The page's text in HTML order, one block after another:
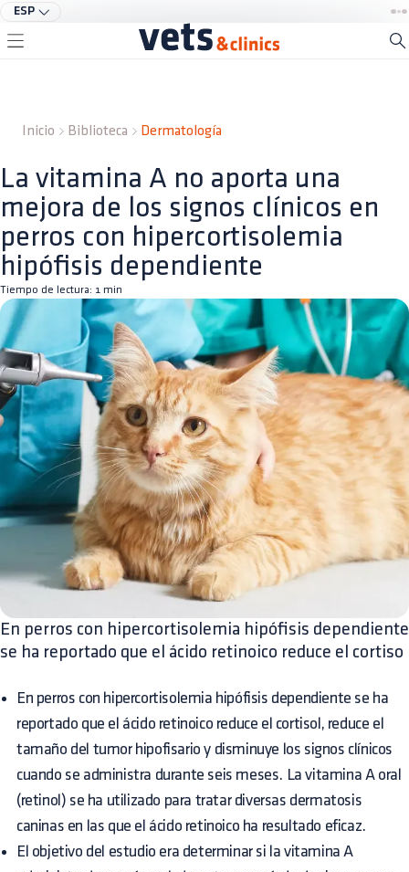
ESP
Inicio Biblioteca Dermatología
La vitamina A no aporta una
mejora de los signos clínicos en
perros con hipercortisolemia
hipófisis dependiente
Tiempo de lectura: 1 min
En perros con hipercortisolemia hipófisis dependiente
se ha reportado que el ácido retinoico reduce el cortiso
En perros con hipercortisolemia hipófisis dependiente se ha
reportado que el ácido retinoico reduce el cortisol, reduce el
tamaño del tumor hipofisario y disminuye los signos clínicos
cuando se administra durante seis meses. La vitamina A oral
(retinol) se ha utilizado para tratar diversas dermatosis
caninas en las que el ácido retinoico ha resultado eficaz.
El objetivo del estudio era determinar si la vitamina A